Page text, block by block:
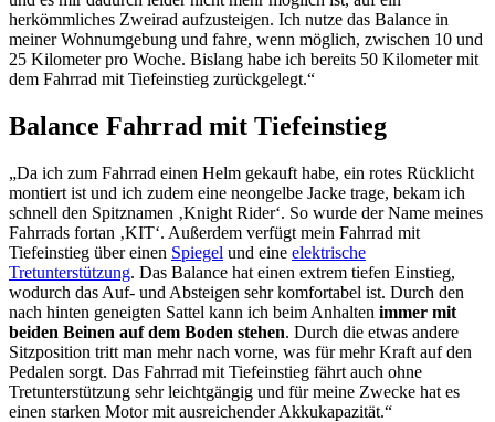
herkömmliches Zweirad aufzusteigen. Ich nutze das Balance in
meiner Wohnumgebung und fahre, wenn möglich, zwischen 10 und
25 Kilometer pro Woche. Bislang habe ich bereits 50 Kilometer mit
dem Fahrrad mit Tiefeinstieg zurückgelegt.“
Balance Fahrrad mit Tiefeinstieg
„Da ich zum Fahrrad einen Helm gekauft habe, ein rotes Rücklicht
montiert ist und ich zudem eine neongelbe Jacke trage, bekam ich
schnell den Spitznamen ‚Knight Rider‘. So wurde der Name meines
Fahrrads fortan ‚KIT‘. Außerdem verfügt mein Fahrrad mit
Tiefeinstieg über einen Spiegel und eine elektrische
Tretunterstützung. Das Balance hat einen extrem tiefen Einstieg,
wodurch das Auf- und Absteigen sehr komfortabel ist. Durch den
nach hinten geneigten Sattel kann ich beim Anhalten immer mit
beiden Beinen auf dem Boden stehen. Durch die etwas andere
Sitzposition tritt man mehr nach vorne, was für mehr Kraft auf den
Pedalen sorgt. Das Fahrrad mit Tiefeinstieg fährt auch ohne
Tretunterstützung sehr leichtgängig und für meine Zwecke hat es
einen starken Motor mit ausreichender Akkukapazität.“